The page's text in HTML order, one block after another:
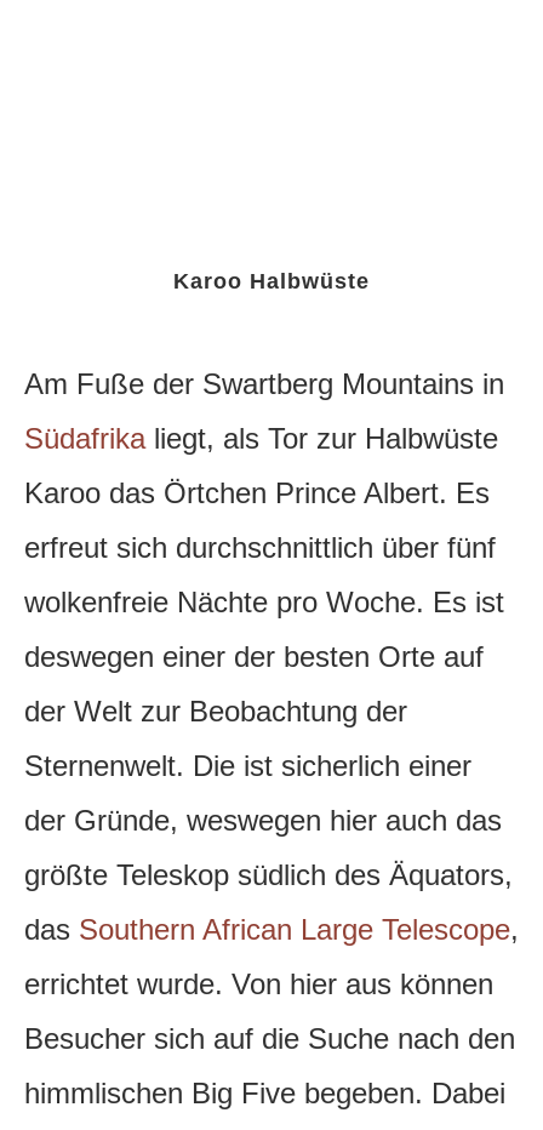
Karoo Halbwüste
Am Fuße der Swartberg Mountains in
Südafrikaliegt, als Tor zur Halbwüste
Karoo das Örtchen Prince Albert. Es
erfreut sich durchschnittlich über fünf
wolkenfreie Nächte pro Woche. Es ist
deswegen einer der besten Orte auf
der Welt zur Beobachtung der
Sternenwelt. Die ist sicherlich einer
der Gründe, weswegen hier auch das
größte Teleskop südlich des Äquators,
das Southern African Large Telescope,
errichtet wurde. Von hier aus können
Besucher sich auf die Suche nach den
himmlischen Big Five begeben. Dabei